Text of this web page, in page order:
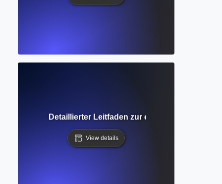
Detaillierter Leitfaden zur evidenzbasierten
View details